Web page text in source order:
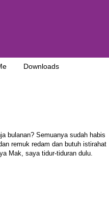
Downloads
bulanan? Semuanya sudah habis
remuk redam dan butuh istirahat
Mak, saya tidur-tiduran dulu.